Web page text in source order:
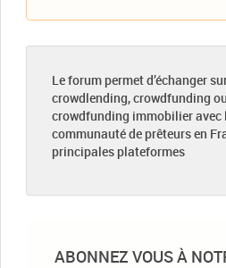
Le forum permet d’échanger
crowdlending, crowdfunding
crowdfunding immobilier avec
communauté de prêteurs en
principales plateformes
ABONNEZ VOUS À